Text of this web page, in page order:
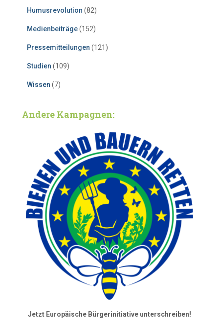
Humusrevolution (82)
Medienbeiträge(152)
Pressemitteilungen (121)
Studien (109)
Wissen (7)
Andere Kampagnen:
Jetzt Europäische Bürgerinitiative unterschreiben!